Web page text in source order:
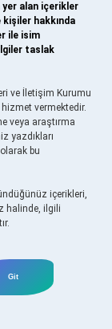
yer alan içerikler
hakkında
ile isim
taslak
ve İletişim Kurumu
hizmet vermektedir.
veya araştırma
yazdıkları
bu
içerikleri,
halinde, ilgili